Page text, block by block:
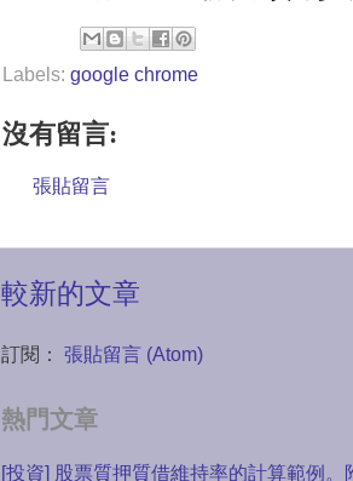
Labels: google chrome
沒有留言:
張貼留言
較新的文章
訂閱： 張貼留言 (Atom)
熱門文章
[投資] 股票質押質借維持率的計算範例